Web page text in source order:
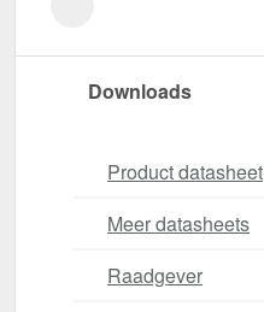
Downloads
Product datasheet
Meer datasheets
Raadgever